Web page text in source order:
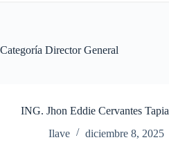
Categoría Director General
ING. Jhon Eddie Cervantes Tapia
Ilave
diciembre 8, 2025